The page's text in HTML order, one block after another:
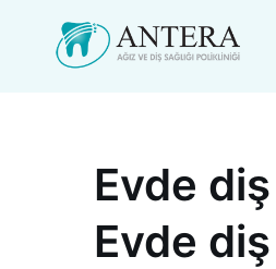
Evde diş
Evde